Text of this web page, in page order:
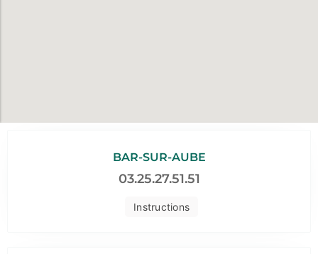
Instructions
BAR-SUR-AUBE
03.25.27.51.51